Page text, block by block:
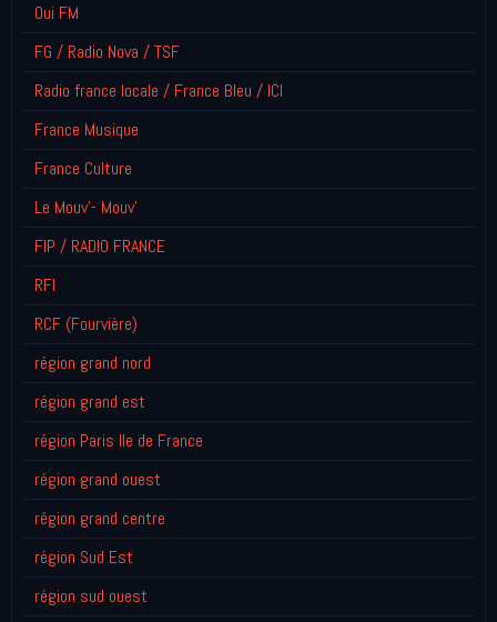
Oui FM
FG / Radio Nova / TSF
Radio france locale / France Bleu / ICI
France Musique
France Culture
Le Mouv'- Mouv'
FIP / RADIO FRANCE
RFI
RCF (Fourvière)
région grand nord
région grand est
région Paris Ile de France
région grand ouest
région grand centre
région Sud Est
région sud ouest